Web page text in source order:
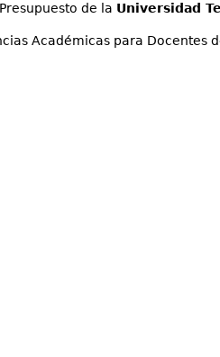
de la Universidad
Académicas para Docentes